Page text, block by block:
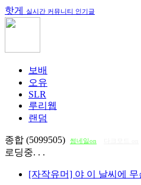
핫게 실시간 커뮤니티 인기글
보배
오유
SLR
루리웹
랜덤
종합 (5099505) 썸네일on
로딩중. . .
[자작유머] 야 이 날씨에